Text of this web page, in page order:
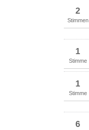
2
Stimmen
1
Stimme
1
Stimme
6